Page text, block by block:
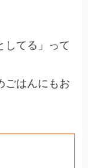
してる」って
ごはんにもお